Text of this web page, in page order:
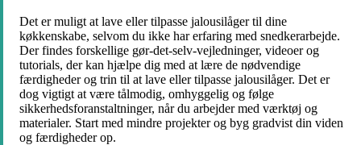
Det er muligt at lave eller tilpasse jalousilåger til dine
køkkenskabe, selvom du ikke har erfaring med snedkerarbejde.
Der findes forskellige gør-det-selv-vejledninger, videoer og
tutorials, der kan hjælpe dig med at lære de nødvendige
færdigheder og trin til at lave eller tilpasse jalousilåger. Det er
dog vigtigt at være tålmodig, omhyggelig og følge
sikkerhedsforanstaltninger, når du arbejder med værktøj og
materialer. Start med mindre projekter og byg gradvist din viden
og færdigheder op.